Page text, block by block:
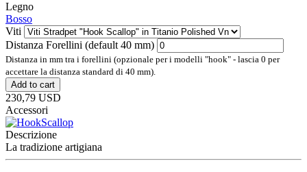
Legno
Bosso
Viti
Distanza Forellini (default 40 mm)
Distanza in mm tra i forellini (opzionale per i modelli "hook" - lascia 0 per
accettare la distanza standard di 40 mm).
Add to cart
230,79 USD
Accessori
Descrizione
La tradizione artigiana